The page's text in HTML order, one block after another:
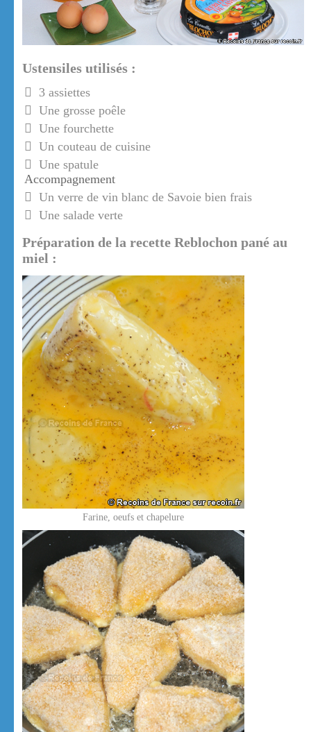
Ustensiles utilisés :
3 assiettes
Une grosse poêle
Une fourchette
Un couteau de cuisine
Une spatule
Accompagnement
Un verre de vin blanc de Savoie bien frais
Une salade verte
Préparation de la recette Reblochon pané au
miel :
Farine, oeufs et chapelure